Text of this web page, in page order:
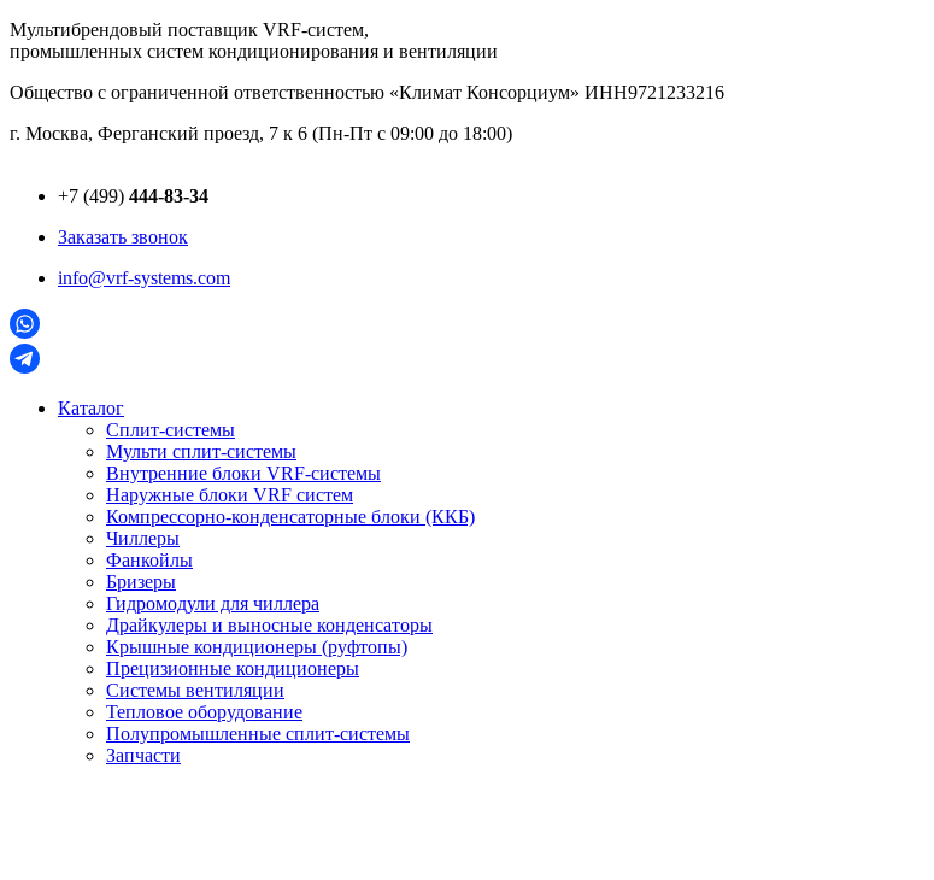
Перейти
к
Мультибрендовый поставщик VRF-cистем,
промышленных систем кондиционирования и вентиляции
Общество с ограниченной ответственностью «Климат Консорциум» ИНН9721233216
г. Москва, Ферганский проезд, 7 к 6 (Пн-Пт с 09:00 до 18:00)
+7 (499) 444-83-34
Заказать звонок
info@vrf-systems.com
Каталог
Сплит-системы
Мульти сплит-системы
Внутренние блоки VRF-cистемы
Наружные блоки VRF cистем
Компрессорно-конденсаторные блоки (ККБ)
Чиллеры
Фанкойлы
Бризеры
Гидромодули для чиллера
Драйкулеры и выносные конденсаторы
Крышные кондиционеры (руфтопы)
Прецизионные кондиционеры
Системы вентиляции
Тепловое оборудование
Полупромышленные сплит-системы
Запчасти